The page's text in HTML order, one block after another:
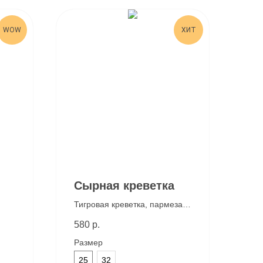
WOW ХИТ
Сырная креветка
Тигровая креветка, пармезан,
фирменный белый соус и
соус песто
580 р.
Размер
25
32